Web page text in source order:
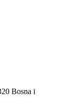
Bosna i